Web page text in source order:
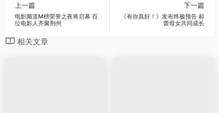
上一篇
电影频道M榜荣誉之夜将启幕 百
位电影人齐聚荆州
下一篇
《有你真好！》发布终极预告 郝
蕾母女共同成长
相关文章